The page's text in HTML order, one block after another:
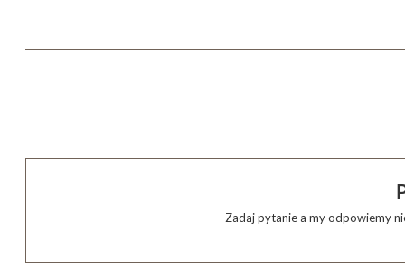
Zadaj pytanie a my odpowiemy